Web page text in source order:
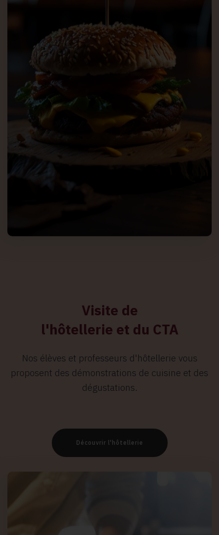
Visite de
l'hôtellerie et du CTA
Nos élèves et professeurs d'hôtellerie vous
proposent des démonstrations de cuisine et des
dégustations.
Découvrir l'hôtellerie